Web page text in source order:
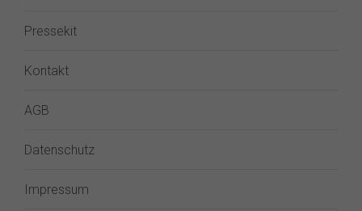
Pressekit
Kontakt
AGB
Datenschutz
Impressum